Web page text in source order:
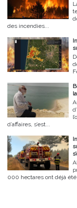
des incendies...
d’affaires, s’est...
000 hectares ont déjà